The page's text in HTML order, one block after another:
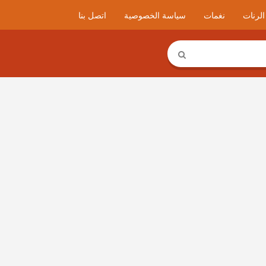
نغمات سياسة الخصوصية اتصل بنا